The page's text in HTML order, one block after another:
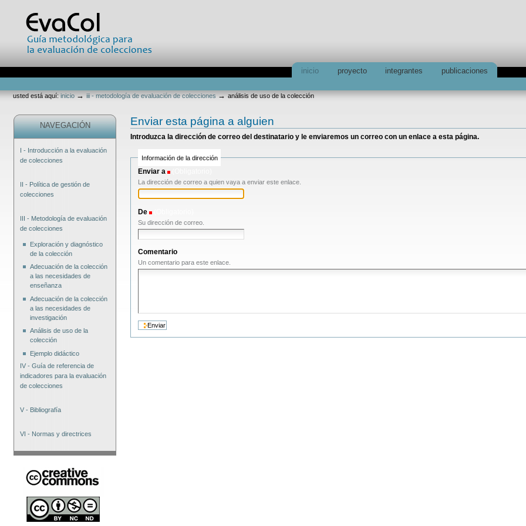
contenido.
inicio proyecto integrantes publicaciones
Personales
usted está aquí: inicio →iii - metodología de evaluación de colecciones →análisis de uso de la colección
NAVEGACIÓN
I - Introducción a la evaluación
de colecciones
II - Política de gestión de
colecciones
III - Metodología de evaluación
de colecciones
Exploración y diagnóstico
de la colección
Adecuación de la colección
a las necesidades de
enseñanza
Adecuación de la colección
a las necesidades de
investigación
Análisis de uso de la
colección
Ejemplo didáctico
IV - Guía de referencia de
indicadores para la evaluación
de colecciones
V - Bibliografía
VI - Normas y directrices
Enviar esta página a alguien
Introduzca la dirección de correo del destinatario y le enviaremos un correo con un enlace a esta página.
Información de la dirección
Enviar a
La dirección de correo a quien vaya a enviar este enlace.
De
Su dirección de correo.
Comentario
Un comentario para este enlace.